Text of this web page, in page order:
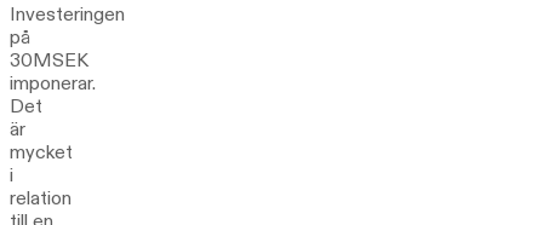
Investeringen
på
30MSEK
imponerar.
Det
är
mycket
i
relation